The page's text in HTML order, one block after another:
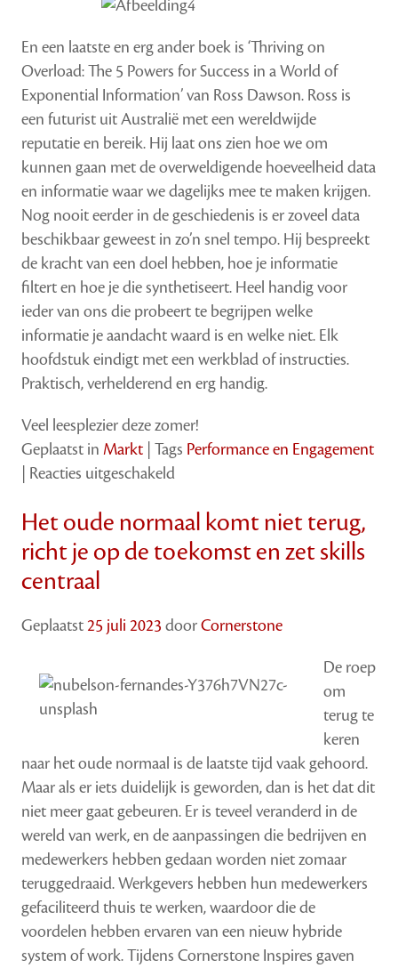
En een laatste en erg ander boek is ‘Thriving on
Overload: The 5 Powers for Success in a World of
Exponential Information’ van Ross Dawson. Ross is
een futurist uit Australië met een wereldwijde
reputatie en bereik. Hij laat ons zien hoe we om
kunnen gaan met de overweldigende hoeveelheid data
en informatie waar we dagelijks mee te maken krijgen.
Nog nooit eerder in de geschiedenis is er zoveel data
beschikbaar geweest in zo’n snel tempo. Hij bespreekt
de kracht van een doel hebben, hoe je informatie
filtert en hoe je die synthetiseert. Heel handig voor
ieder van ons die probeert te begrijpen welke
informatie je aandacht waard is en welke niet. Elk
hoofdstuk eindigt met een werkblad of instructies.
Praktisch, verhelderend en erg handig.
Veel leesplezier deze zomer!
Geplaatst in Markt Tags Performance en Engagement
Reacties uitgeschakeldvoor
boeken
over
#HRtech
arbeidsmarktdeskundige
Kevin
op
vakantie?
Het oude normaal komt niet terug,
richt je op de toekomst en zet skills
centraal
Geplaatst 25 juli 2023 doorCornerstone
De roep
om
terug te
keren
naar het oude normaal is de laatste tijd vaak gehoord.
Maar als er iets duidelijk is geworden, dan is het dat dit
niet meer gaat gebeuren. Er is teveel veranderd in de
wereld van werk, en de aanpassingen die bedrijven en
medewerkers hebben gedaan worden niet zomaar
teruggedraaid. Werkgevers hebben hun medewerkers
gefaciliteerd thuis te werken, waardoor die de
voordelen hebben ervaren van een nieuw hybride
system of work. Tijdens Cornerstone Inspires gaven